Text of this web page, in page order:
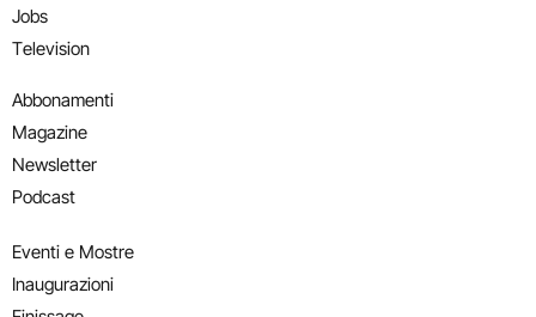
Jobs
Television
Abbonamenti
Magazine
Newsletter
Podcast
Eventi e Mostre
Inaugurazioni